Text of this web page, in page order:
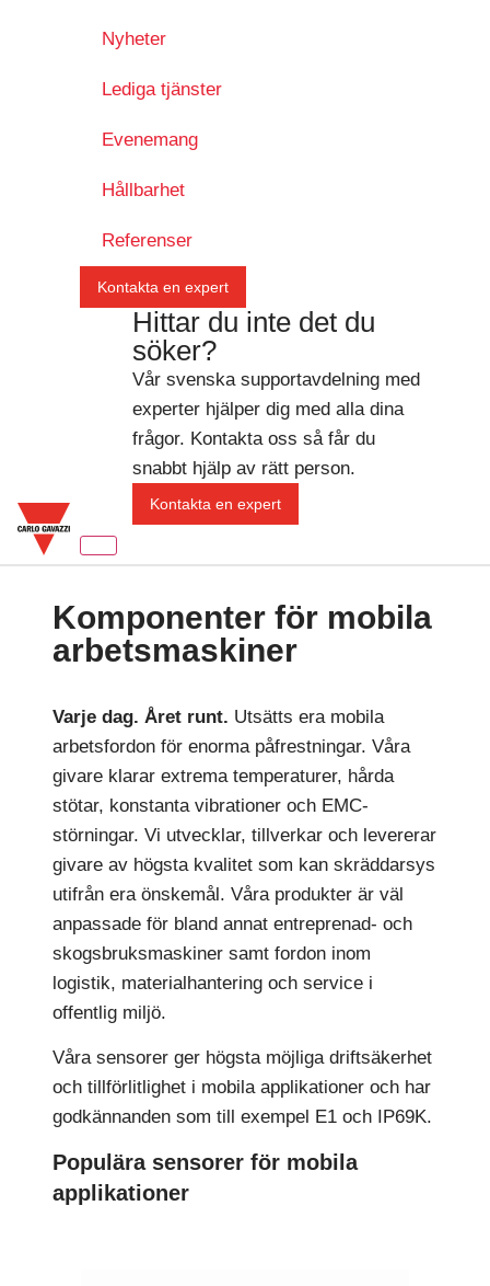
Nyheter
Lediga tjänster
Evenemang
Hållbarhet
Referenser
Kontakta en expert
Hittar du inte det du
söker?
Vår svenska supportavdelning med
experter hjälper dig med alla dina
frågor. Kontakta oss så får du
snabbt hjälp av rätt person.
Kontakta en expert
Komponenter för mobila
arbetsmaskiner
Varje dag. Året runt. Utsätts era mobila
arbetsfordon för enorma påfrestningar. Våra
givare klarar extrema temperaturer, hårda
stötar, konstanta vibrationer och EMC-
störningar. Vi utvecklar, tillverkar och levererar
givare av högsta kvalitet som kan skräddarsys
utifrån era önskemål. Våra produkter är väl
anpassade för bland annat entreprenad- och
skogsbruksmaskiner samt fordon inom
logistik, materialhantering och service i
offentlig miljö.
Våra sensorer ger högsta möjliga driftsäkerhet
och tillförlitlighet i mobila applikationer och har
godkännanden som till exempel E1 och IP69K.
Populära sensorer för mobila
applikationer